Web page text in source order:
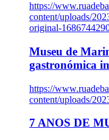
https://
content/uploads/
original-
Museu de
gastronómica
https://
content/uploads/
7 ANOS DE